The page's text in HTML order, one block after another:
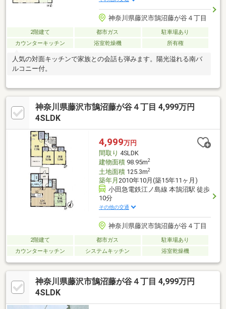
神奈川県藤沢市鵠沼藤が谷４丁目
2階建て 都市ガス
駐車場あり
カウンターキッチン
浴室乾燥機 所有権
人気の対面キッチンで家族との会話も弾みます。陽光溢れる南バ
ルコニー付。
神奈川県藤沢市鵠沼藤が谷４丁目 4,999万円
4SLDK
4,999万円
間取り 4SLDK
建物面積98.95m2
土地面積125.3m2
築年月 2010年10月(築15年11ヶ月)
小田急電鉄江ノ島線 本鵠沼駅 徒歩
10分
その他の交通
神奈川県藤沢市鵠沼藤が谷４丁目
2階建て 都市ガス
駐車場あり
カウンターキッチン
システムキッチン 浴室乾燥機
神奈川県藤沢市鵠沼藤が谷４丁目 4,999万円
4SLDK